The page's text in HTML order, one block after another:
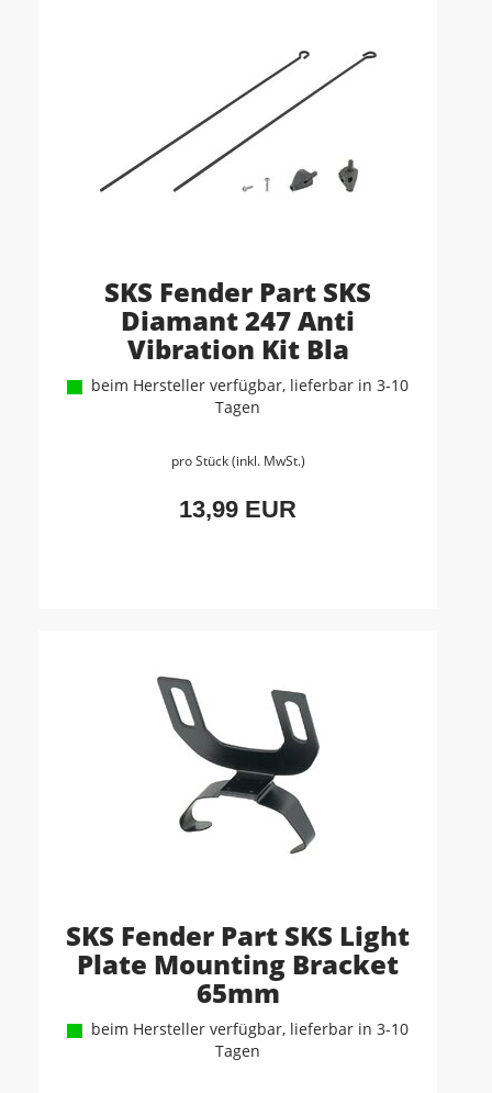
SKS Fender Part SKS
Diamant 247 Anti
Vibration Kit Bla
beim Hersteller verfügbar, lieferbar in 3-10
Tagen
pro Stück (inkl. MwSt.)
13,99 EUR
SKS Fender Part SKS Light
Plate Mounting Bracket
65mm
beim Hersteller verfügbar, lieferbar in 3-10
Tagen